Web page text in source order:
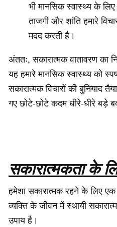
भी मानसिक स्वास्थ्य के
ताजगी और शांति हमारे
मदद करती है।
अंततः, सकारात्मक वातावरण का
यह हमारे मानसिक स्वास्थ्य को
सकारात्मक विचारों की बुनियाद
गए छोटे-छोटे कदम धीरे-धीरे बड़े
सकारात्मकता के
हमेशा सकारात्मक रहने के लिए एक
व्यक्ति के जीवन में स्थायी
उपाय है।